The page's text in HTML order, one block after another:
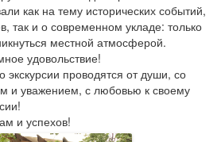
как на тему исторических событий,
так и о современном укладе: только
местной атмосферой.
удовольствие!
экскурсии проводятся от души, со
и уважением, с любовью к своему
и успехов!